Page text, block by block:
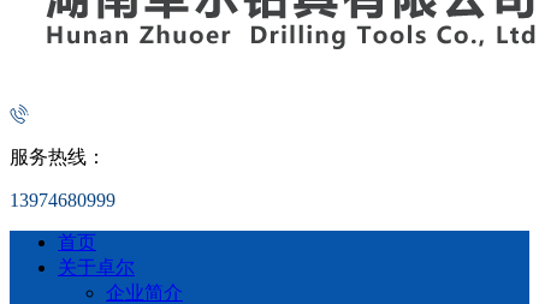
服务热线：
13974680999
首页
关于卓尔
企业简介